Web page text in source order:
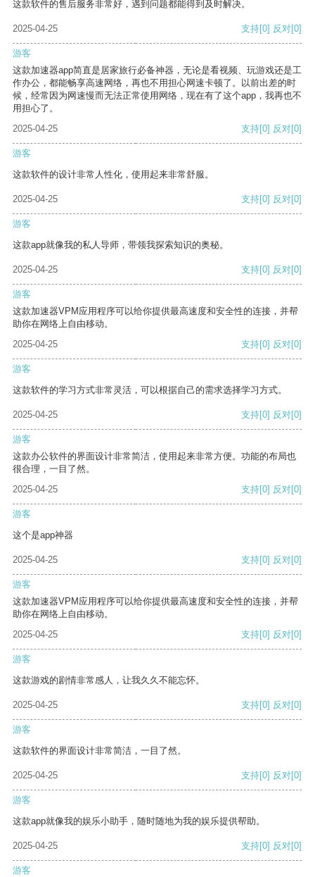
这款软件的售后服务非常好，遇到问题都能得到及时解决。
2025-04-25 支持[0] 反对[0]
游客
这款加速器app简直是居家旅行必备神器，无论是看视频、玩游戏还是工
作办公，都能畅享高速网络，再也不用担心网速卡顿了。以前出差的时
候，经常因为网速慢而无法正常使用网络，现在有了这个app，我再也不
用担心了。
2025-04-25
支持[0] 反对[0]
游客
这款软件的设计非常人性化，使用起来非常舒服。
2025-04-25 支持[0] 反对[0]
游客
这款app就像我的私人导师，带领我探索知识的奥秘。
2025-04-25 支持[0] 反对[0]
游客
这款加速器VPM应用程序可以给你提供最高速度和安全性的连接，并帮
助你在网络上自由移动。
2025-04-25
支持[0] 反对[0]
游客
这款软件的学习方式非常灵活，可以根据自己的需求选择学习方式。
2025-04-25 支持[0] 反对[0]
游客
这款办公软件的界面设计非常简洁，使用起来非常方便。功能的布局也
很合理，一目了然。
2025-04-25
支持[0] 反对[0]
游客
这个是app神器
2025-04-25 支持[0] 反对[0]
游客
这款加速器VPM应用程序可以给你提供最高速度和安全性的连接，并帮
助你在网络上自由移动。
2025-04-25
支持[0] 反对[0]
游客
这款游戏的剧情非常感人，让我久久不能忘怀。
2025-04-25 支持[0] 反对[0]
游客
这款软件的界面设计非常简洁，一目了然。
2025-04-25 支持[0] 反对[0]
游客
这款app就像我的娱乐小助手，随时随地为我的娱乐提供帮助。
2025-04-25 支持[0] 反对[0]
游客